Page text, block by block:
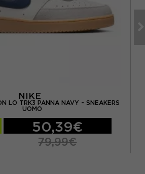
NIKE
LO TRK3 PANNA NAVY - SNEAKERS
UOMO
50,39€
79,99€